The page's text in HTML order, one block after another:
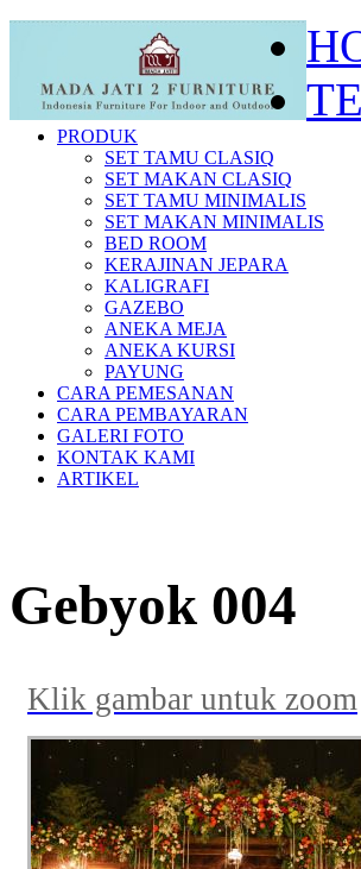
PRODUK
SET TAMU CLASIQ
SET MAKAN CLASIQ
SET TAMU MINIMALIS
SET MAKAN MINIMALIS
BED ROOM
KERAJINAN JEPARA
KALIGRAFI
GAZEBO
ANEKA MEJA
ANEKA KURSI
PAYUNG
CARA PEMESANAN
CARA PEMBAYARAN
GALERI FOTO
KONTAK KAMI
ARTIKEL
Gebyok 004
Klik gambar untuk zoom